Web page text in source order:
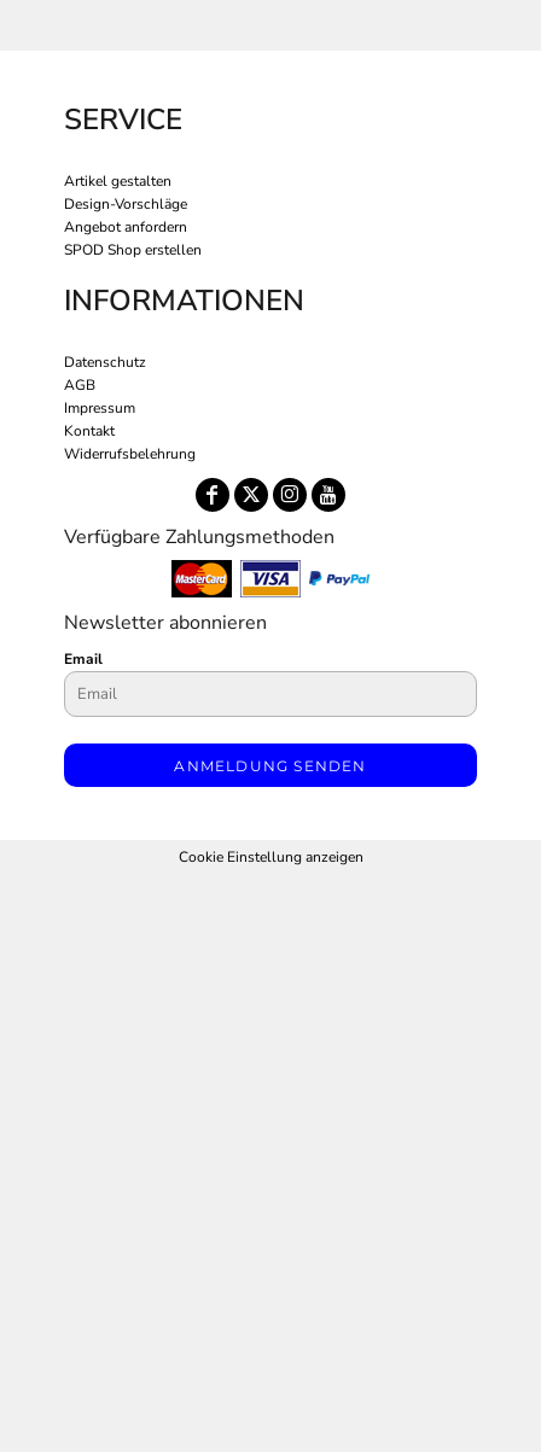
SERVICE
Artikel gestalten
Design-Vorschläge
Angebot anfordern
SPOD Shop erstellen
INFORMATIONEN
Datenschutz
AGB
Impressum
Kontakt
Widerrufsbelehrung
Verfügbare Zahlungsmethoden
Newsletter abonnieren
Email
ANMELDUNG SENDEN
Cookie Einstellung anzeigen